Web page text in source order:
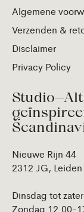
Algemene
Verzenden &
Disclaimer
Privacy Policy
Nieuwe Rijn 44
2312 JG, Leiden
Dinsdag tot
Zondag 12.00-